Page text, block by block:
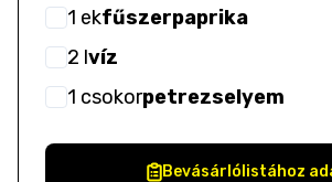
1 ekfűszerpaprika
2 lvíz
1 csokorpetrezselyem
Bevásárlólistához